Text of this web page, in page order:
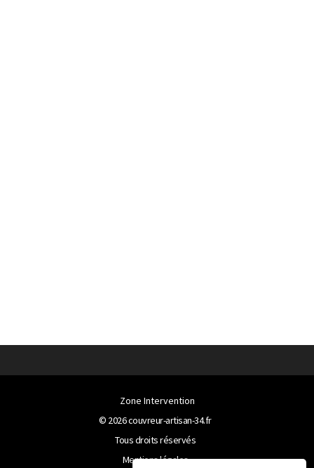
Zone Intervention
© 2026couvreur-artisan-34.fr
Tous droits réservés
Mentions légales